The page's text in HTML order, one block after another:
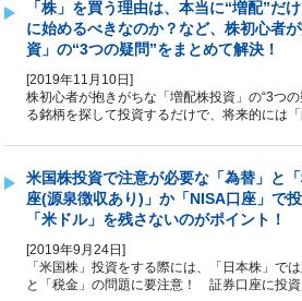
「株」を買う理由は、本当に“増配”だ
に始めるべきなのか？など、株初心者
資」の“3つの疑問”をまとめて解決！
[2019年11月10日]
株初心者が抱きがちな「増配株投資」の“3つ
る銘柄を探して投資するだけで、将来的には
米国株投資で注意が必要な「為替」と
座(源泉徴収あり)」か「NISA口座」で
「米ドル」を残さないのがポイント！
[2019年9月24日]
「米国株」投資をする際には、「日本株」で
と「税金」の問題に要注意！ 証券口座に投